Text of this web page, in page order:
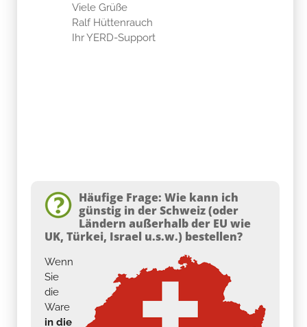
Viele Grüße
Ralf Hüttenrauch
Ihr YERD-Support
Häufige Frage: Wie kann ich
günstig in der Schweiz (oder
Ländern außerhalb der EU wie
UK, Türkei, Israel u.s.w.) bestellen?
Wenn
Sie
die
Ware
in die